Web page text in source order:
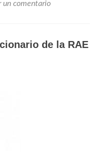
un comentario
de la RAE